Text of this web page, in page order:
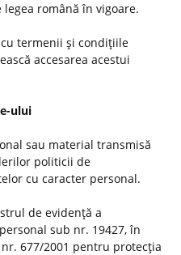
română în vigoare.
termenii şi condiţiile
accesarea acestui
ului
sau material transmisă
politicii de
cu caracter personal.
de evidenţă a
sub nr. 19427, în
677/2001 pentru protecţia